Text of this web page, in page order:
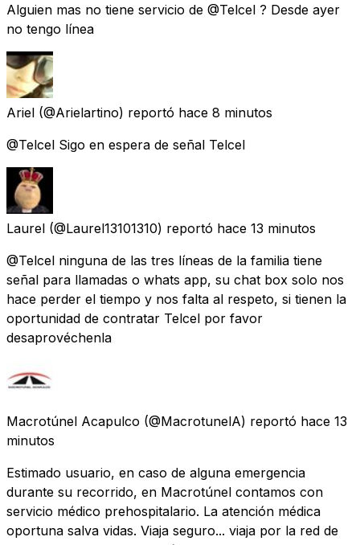
Alguien mas no tiene servicio de @Telcel ? Desde ayer
no tengo línea
Ariel (@Arielartino) reportó hace 8 minutos
@Telcel Sigo en espera de señal Telcel
Laurel (@Laurel13101310) reportó hace 13 minutos
@Telcel ninguna de las tres líneas de la familia tiene
señal para llamadas o whats app, su chat box solo nos
hace perder el tiempo y nos falta al respeto, si tienen la
oportunidad de contratar Telcel por favor
desaprovéchenla
Macrotúnel Acapulco (@MacrotunelA) reportó hace 13
minutos
Estimado usuario, en caso de alguna emergencia
durante su recorrido, en Macrotúnel contamos con
servicio médico prehospitalario. La atención médica
oportuna salva vidas. Viaja seguro... viaja por la red de